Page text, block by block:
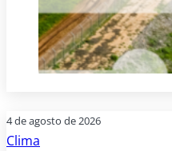
4 de agosto de 2026
Clima